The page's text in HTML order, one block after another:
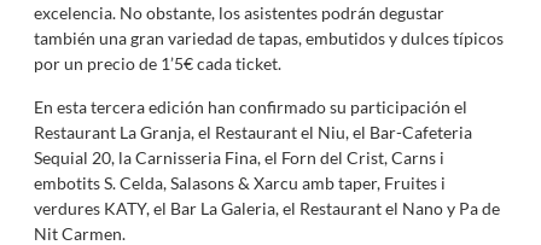
excelencia. No obstante, los asistentes podrán degustar
también una gran variedad de tapas, embutidos y dulces típicos
por un precio de 1’5€ cada ticket.
En esta tercera edición han confirmado su participación el
Restaurant La Granja, el Restaurant el Niu, el Bar-Cafeteria
Sequial 20, la Carnisseria Fina, el Forn del Crist, Carns i
embotits S. Celda, Salasons & Xarcu amb taper, Fruites i
verdures KATY, el Bar La Galeria, el Restaurant el Nano y Pa de
Nit Carmen.